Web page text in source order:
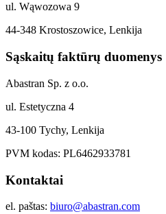
ul. Wąwozowa 9
44-348 Krostoszowice, Lenkija
Sąskaitų faktūrų duomenys
Abastran Sp. z o.o.
ul. Estetyczna 4
43-100 Tychy, Lenkija
PVM kodas: PL6462933781
Kontaktai
el. paštas: biuro@abastran.com